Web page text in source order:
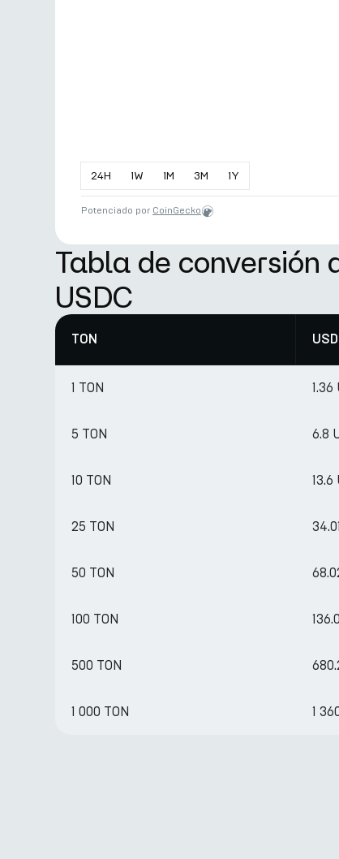
24H 1W 1M 3M 1Y
Potenciado por CoinGecko
Tabla de conversión
USDC
TON
1 TON 1.36
5 TON 6.8
10 TON 13.6
25 TON
50 TON
100 TON
500 TON
1 000 TON 1